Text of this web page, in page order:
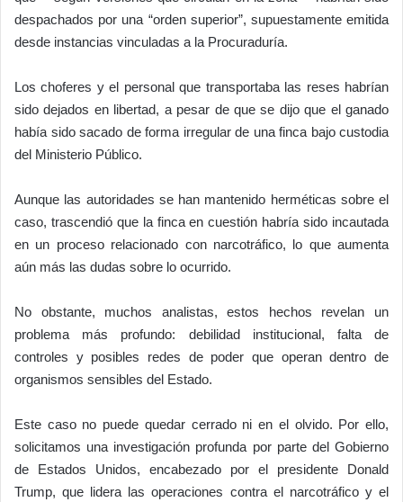
despachados por una “orden superior”, supuestamente emitida
desde instancias vinculadas a la Procuraduría.
Los choferes y el personal que transportaba las reses habrían
sido dejados en libertad, a pesar de que se dijo que el ganado
había sido sacado de forma irregular de una finca bajo custodia
del Ministerio Público.
Aunque las autoridades se han mantenido herméticas sobre el
caso, trascendió que la finca en cuestión habría sido incautada
en un proceso relacionado con narcotráfico, lo que aumenta
aún más las dudas sobre lo ocurrido.
No obstante, muchos analistas, estos hechos revelan un
problema más profundo: debilidad institucional, falta de
controles y posibles redes de poder que operan dentro de
organismos sensibles del Estado.
Este caso no puede quedar cerrado ni en el olvido. Por ello,
solicitamos una investigación profunda por parte del Gobierno
de Estados Unidos, encabezado por el presidente Donald
Trump, que lidera las operaciones contra el narcotráfico y el